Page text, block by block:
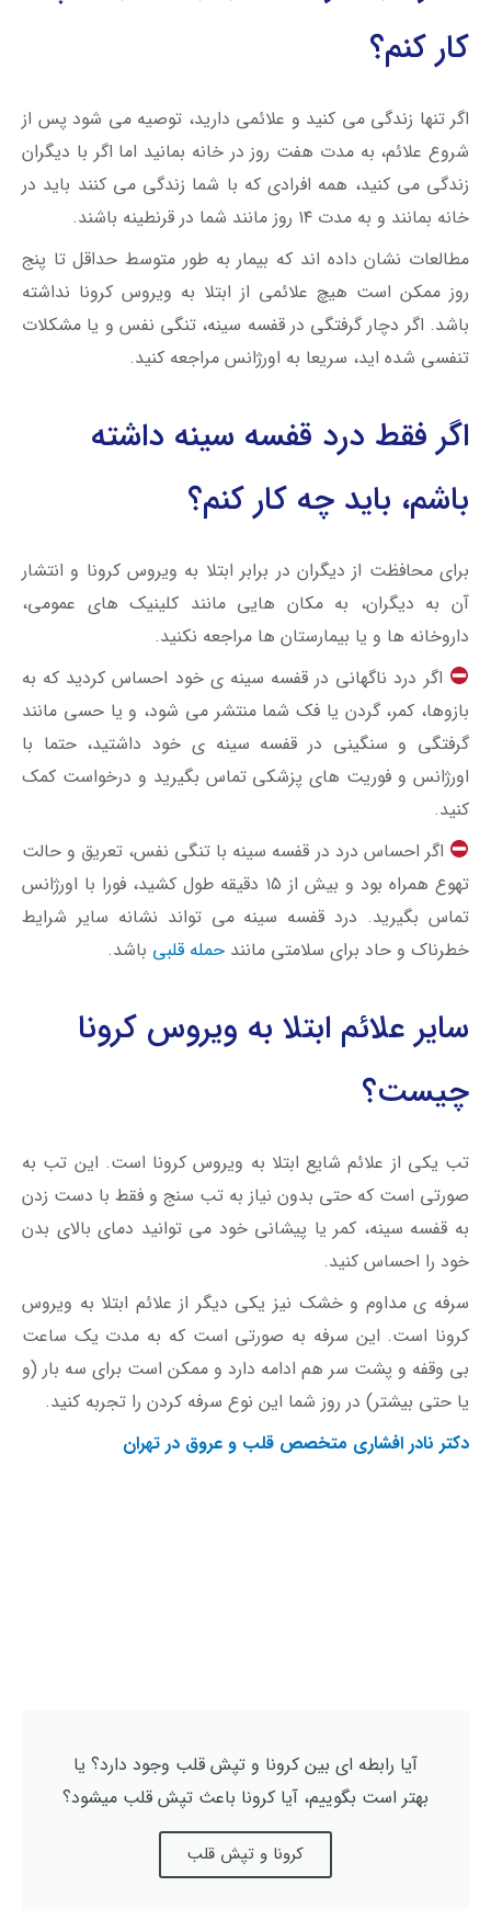
کار کنم؟
اگر تنها زندگی می کنید و علائمی دارید، توصیه می شود پس از
شروع علائم، به مدت هفت روز در خانه بمانید اما اگر با دیگران
زندگی می کنید، همه افرادی که با شما زندگی می کنند باید در
خانه بمانند و به مدت ۱۴ روز مانند شما در قرنطینه باشند.
مطالعات نشان داده اند که بیمار به طور متوسط ​​حداقل تا پنج
روز ممکن است هیچ علائمی از ابتلا به ویروس کرونا نداشته
باشد. اگر دچار گرفتگی در قفسه سینه، تنگی نفس و ‌یا مشکلات
تنفسی شده اید، سریعا به اورژانس مراجعه کنید.
اگر فقط درد قفسه سینه داشته
باشم، باید چه کار کنم؟
برای محافظت از دیگران در برابر ابتلا به ویروس کرونا و انتشار
آن به دیگران، به مکان هایی مانند کلینیک های عمومی،
داروخانه ها و یا بیمارستان ها مراجعه نکنید.
اگر درد ناگهانی در قفسه سینه ی خود احساس کردید که به
بازوها، کمر، گردن یا فک شما منتشر می شود، و یا حسی مانند
گرفتگی و سنگینی در قفسه سینه ی خود داشتید، حتما با
اورژانس و فوریت های پزشکی تماس بگیرید و درخواست کمک
کنید.
اگر احساس درد در قفسه سینه با تنگی نفس، تعریق و حالت
تهوع همراه بود و بیش از ۱۵ دقیقه طول کشید، فورا با اورژانس
تماس بگیرید. درد قفسه سینه می تواند نشانه سایر شرایط
خطرناک و حاد برای سلامتی مانند حمله قلبی باشد.
سایر علائم ابتلا به ویروس کرونا
چیست؟
تب یکی از علائم شایع ابتلا به ویروس کرونا است. این تب به
صورتی است که حتی بدون نیاز به تب سنج و فقط با دست زدن
به قفسه سینه، کمر یا پیشانی خود می توانید دمای بالای بدن
خود را احساس کنید.
سرفه ی مداوم و خشک نیز یکی دیگر از علائم ابتلا به ویروس
کرونا است. این سرفه به صورتی است که به مدت یک ساعت
بی وقفه و پشت سر هم ادامه دارد و ممکن است برای سه بار (و
یا حتی بیشتر) در روز شما این نوع سرفه کردن را تجربه کنید.
دکتر نادر افشاری متخصص قلب و عروق در تهران
آیا رابطه ای بین کرونا و تپش قلب وجود دارد؟ یا
بهتر است بگوییم، آیا کرونا باعث تپش قلب میشود؟
کرونا و تپش قلب